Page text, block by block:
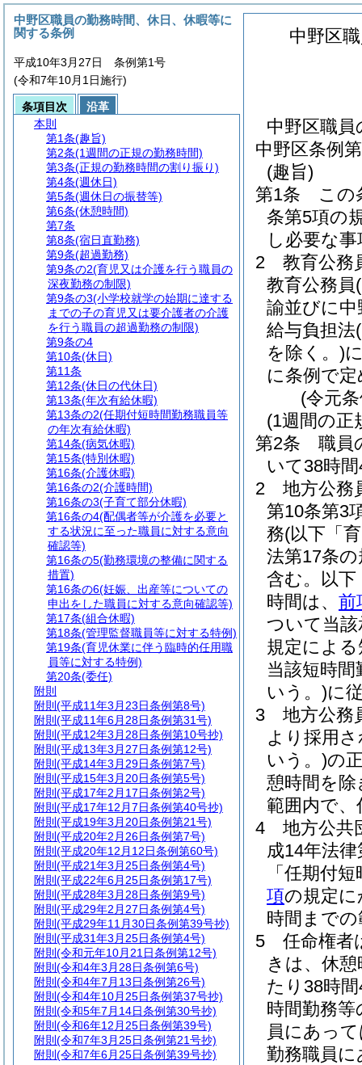
中野区
中野区職
中野区条例
(趣旨)
第1条
この
条第5項の
し必要な
2
教育公務
教育公務員
諭並びに中
給与負担法
を除く。)
に条例で
(令元
(1週間の正
第2条
職員
いて38時
2
地方公務
第10条第3
務(以下「
法第17条
含む。以下
時間は、 前
ついて当
規定によ
当該短時
いう。)に
3
地方公務
より採用
いう。)の
憩時間を
範囲内で
4
地方公共
成14年法律
「任期付
項の規定
時間まで
5
任命権者
きは、休
たり38時
時間勤務
員にあっ
勤務職員
中野区職員の勤務時間、休日、休暇等に
関する条例
平成10年3月27日 条例第1号
(令和7年10月1日施行)
条項目次
沿革
本則
第1条(趣旨)
第2条(1週間の正規の勤務時間)
第3条(正規の勤務時間の割り振り)
第4条(週休日)
第5条(週休日の振替等)
第6条(休憩時間)
第7条
第8条(宿日直勤務)
第9条(超過勤務)
第9条の2(育児又は介護を行う職員の
深夜勤務の制限)
第9条の3(小学校就学の始期に達する
までの子の育児又は要介護者の介護
を行う職員の超過勤務の制限)
第9条の4
第10条(休日)
第11条
第12条(休日の代休日)
第13条(年次有給休暇)
第13条の2(任期付短時間勤務職員等
の年次有給休暇)
第14条(病気休暇)
第15条(特別休暇)
第16条(介護休暇)
第16条の2(介護時間)
第16条の3(子育て部分休暇)
第16条の4(配偶者等が介護を必要と
する状況に至った職員に対する意向
確認等)
第16条の5(勤務環境の整備に関する
措置)
第16条の6(妊娠、出産等についての
申出をした職員に対する意向確認等)
第17条(組合休暇)
第18条(管理監督職員等に対する特例)
第19条(育児休業に伴う臨時的任用職
員等に対する特例)
第20条(委任)
附則
附則 (平成11年3月23日条例第8号)
附則 (平成11年6月28日条例第31号)
附則 (平成12年3月28日条例第10号抄)
附則 (平成13年3月27日条例第12号)
附則 (平成14年3月29日条例第7号)
附則 (平成15年3月20日条例第5号)
附則 (平成17年2月17日条例第2号)
附則 (平成17年12月7日条例第40号抄)
附則 (平成19年3月20日条例第21号)
附則 (平成20年2月26日条例第7号)
附則 (平成20年12月12日条例第60号)
附則 (平成21年3月25日条例第4号)
附則 (平成22年6月25日条例第17号)
附則 (平成28年3月28日条例第9号)
附則 (平成29年2月27日条例第4号)
附則 (平成29年11月30日条例第39号抄)
附則 (平成31年3月25日条例第4号)
附則 (令和元年10月21日条例第12号)
附則 (令和4年3月28日条例第6号)
附則 (令和4年7月13日条例第26号)
附則 (令和4年10月25日条例第37号抄)
附則 (令和5年7月14日条例第30号抄)
附則 (令和6年12月25日条例第39号)
附則 (令和7年3月25日条例第21号抄)
附則 (令和7年6月25日条例第39号抄)